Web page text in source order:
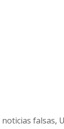
noticias falsas,